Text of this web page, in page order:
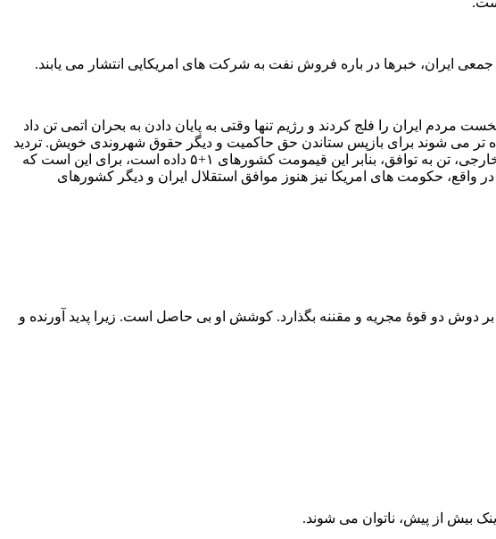
ایران، خبرها در باره فروش نفت به شرکت های امریکایی انتشار می‌ یابند.
مردم ایران را فلج کردند و رژیم تنها وقتی به پایان دادن به بحران اتمی تن داد
تر می‌ شوند برای بازپس ستاندن حق حاکمیت و دیگر حقوق شهروندی خویش. تردید
تن به توافق، بنابر این قیمومت کشورهای ۱+۵
داده‌ است، برای این‌ است که
در واقع، حکومت‌ های امریکا نیز هنوز موافق استقلال ایران و دیگر کشورهای
بر دوش دو قوۀ مجریه و مقننه بگذارد. کوشش او بی‌ حاصل است. زیرا پدید آورنده و
بیش از پیش، ناتوان می‌ شوند.